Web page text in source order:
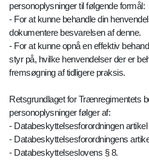
personoplysninger til følgende formål:
- For at kunne behandle din
dokumentere besvarelsen af denne.
- For at kunne opnå en effektiv
styr på, hvilke henvendelser der er
fremsøgning af tidligere praksis.
Retsgrundlaget for Trænregimentets
personoplysninger følger af:
- Databeskyttelsesforordningen
- Databeskyttelsesforordningens
- Databeskyttelseslovens § 8.